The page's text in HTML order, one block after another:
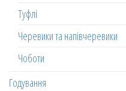
Туфлі
Черевики та напівчеревики
Чоботи
Годування